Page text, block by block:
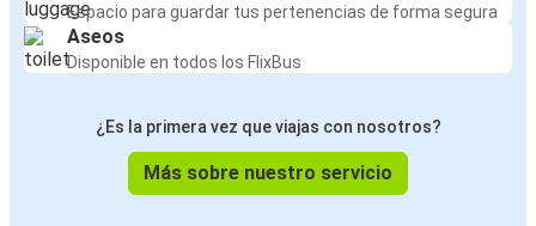
Espacio para guardar tus pertenencias de forma segura
Aseos
Disponible en todos los FlixBus
¿Es la primera vez que viajas con nosotros?
Más sobre nuestro servicio